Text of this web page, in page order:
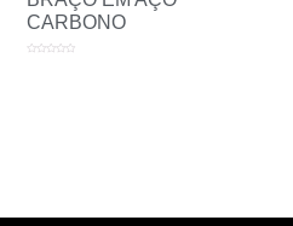
CARBONO